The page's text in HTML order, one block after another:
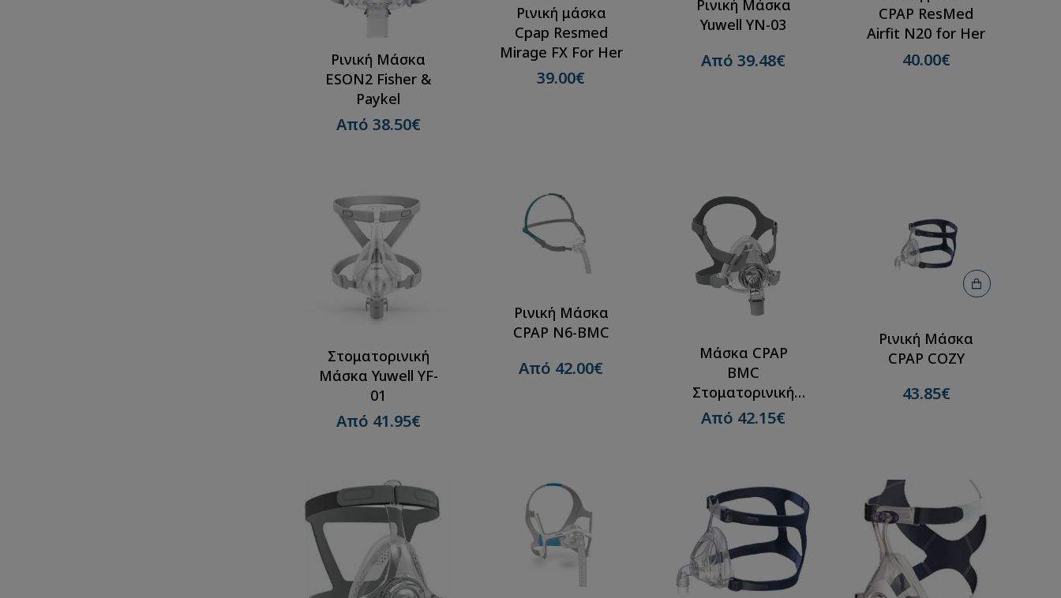
Ρινική Μάσκα
ESON2 Fisher &
Paykel
Από 38.50€
Ρινική μάσκα
Cpap Resmed
Mirage FX For Her
39.00€
Ρινική Μάσκα
Yuwell YN-03
Από 39.48€
CPAP ResMed
Airfit N20 for Her
40.00€
Στοματορινική
Μάσκα Yuwell YF-
01
Από 41.95€
Ρινική Μάσκα
CPAP N6-BMC
Από 42.00€
Μάσκα CPAP
BMC
Στοματορινική
F5A
Από 42.15€
Ρινική Μάσκα
CPAP COZY
43.85€